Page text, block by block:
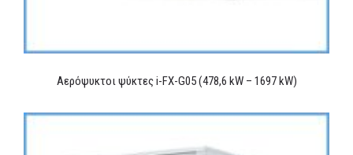
Αερόψυκτοι ψύκτες i-FX-G05 (478,6 kW – 1697 kW)